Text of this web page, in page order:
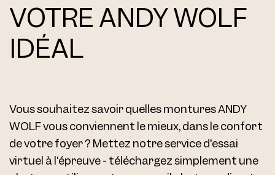
VOTRE ANDY WOLF
IDÉAL
Vous souhaitez savoir quelles montures ANDY
WOLF vous conviennent le mieux, dans le confort
de votre foyer ? Mettez notre service d'essai
virtuel à l'épreuve - téléchargez simplement une